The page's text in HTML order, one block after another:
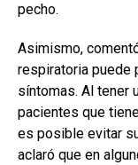
pecho.
Asimismo,
respiratoria puede
síntomas. Al tener
pacientes que
es posible evitar
aclaró que en